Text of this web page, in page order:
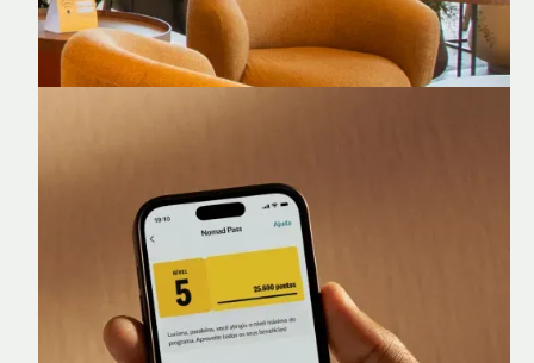
Nomad Lounge
Sala VIP no Aeroporto de Guarulhos